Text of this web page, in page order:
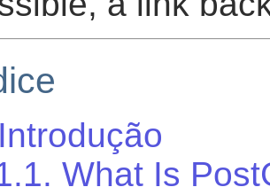
What Is